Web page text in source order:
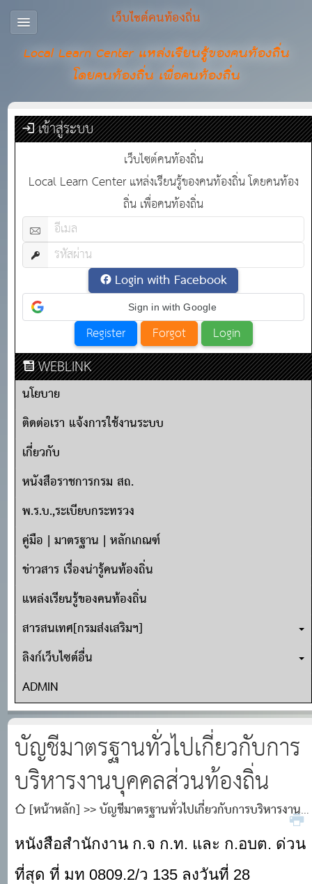
เว็บไซต์คนท้องถิ่น
Local Learn Center แหล่งเรียนรู้ของคนท้องถิ่น
โดยคนท้องถิ่น เพื่อคนท้องถิ่น
เข้าสู่ระบบ
เว็บไซต์คนท้องถิ่น
Local Learn Center แหล่งเรียนรู้ของคนท้องถิ่น โดยคนท้อง
ถิ่น เพื่อคนท้องถิ่น
Login with Facebook
Sign in with Google
WEBLINK
นโยบาย
ติดต่อเรา แจ้งการใช้งานระบบ
เกี่ยวกับ
หนังสือราชการกรม สถ.
พ.ร.บ.,ระเบียบกระทรวง
คู่มือ | มาตรฐาน | หลักเกณฑ์
ข่าวสาร เรื่องน่ารู้คนท้องถิ่น
แหล่งเรียนรู้ของคนท้องถิ่น
สารสนเทศ[กรมส่งเสริมฯ]
ลิงก์เว็บไซต์อื่น
ADMIN
บัญชีมาตรฐานทั่วไปเกี่ยวกับการ
บริหารงานบุคคลส่วนท้องถิ่น
[หน้าหลัก]
บัญชีมาตรฐานทั่วไปเกี่ยวกับการบริหารงาน
บุคคลส่วนท้องถิ่น
หนังสือสำนักงาน ก.จ ก.ท. และ ก.อบต. ด่วน
ที่สุด ที่ มท0809.2/ว 135 ลงวันที่ 28